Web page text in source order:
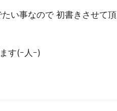
い事なので 初書きさせて頂
す(ｰ人ｰ)